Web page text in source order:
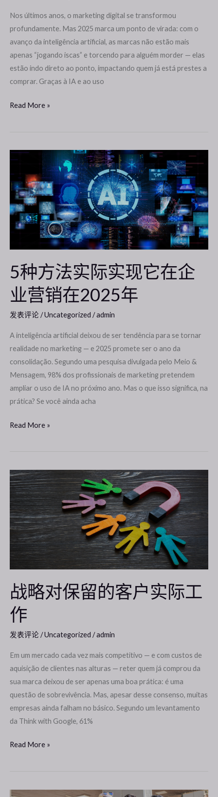
Nos últimos anos, o marketing digital se transformou
profundamente. Mas 2025 marca um ponto de virada: com o
avanço da inteligência artificial, as marcas não estão mais
apenas “jogando iscas” e torcendo para alguém morder — elas
estão indo direto ao ponto, impactando quem já está prestes a
comprar. Graças à IA e ao uso
在
那
些
准
备
购
Read More »
5种方法实际实现它在企
业营销在2025年
发表评论 /Uncategorized /admin
A inteligência artificial deixou de ser tendência para se tornar
realidade no marketing — e 2025 promete ser o ano da
consolidação. Segundo uma pesquisa divulgada pelo Meio &
Mensagem, 98% dos profissionais de marketing pretendem
ampliar o uso de IA no próximo ano. Mas o que isso significa, na
prática? Se você ainda acha
方
法
实
际
现
在
企
业
营
在
2025
年
Read More »
战略对保留的客户实际工
作
发表评论 /Uncategorized /admin
Em um mercado cada vez mais competitivo — e com custos de
aquisição de clientes nas alturas — reter quem já comprou da
sua marca deixou de ser apenas uma boa prática: é uma
questão de sobrevivência. Mas, apesar desse consenso, muitas
empresas ainda falham no básico. Segundo um levantamento
da Think with Google, 61%
战
略
对
保
留
的
客
户
实
际
工
作
Read More »